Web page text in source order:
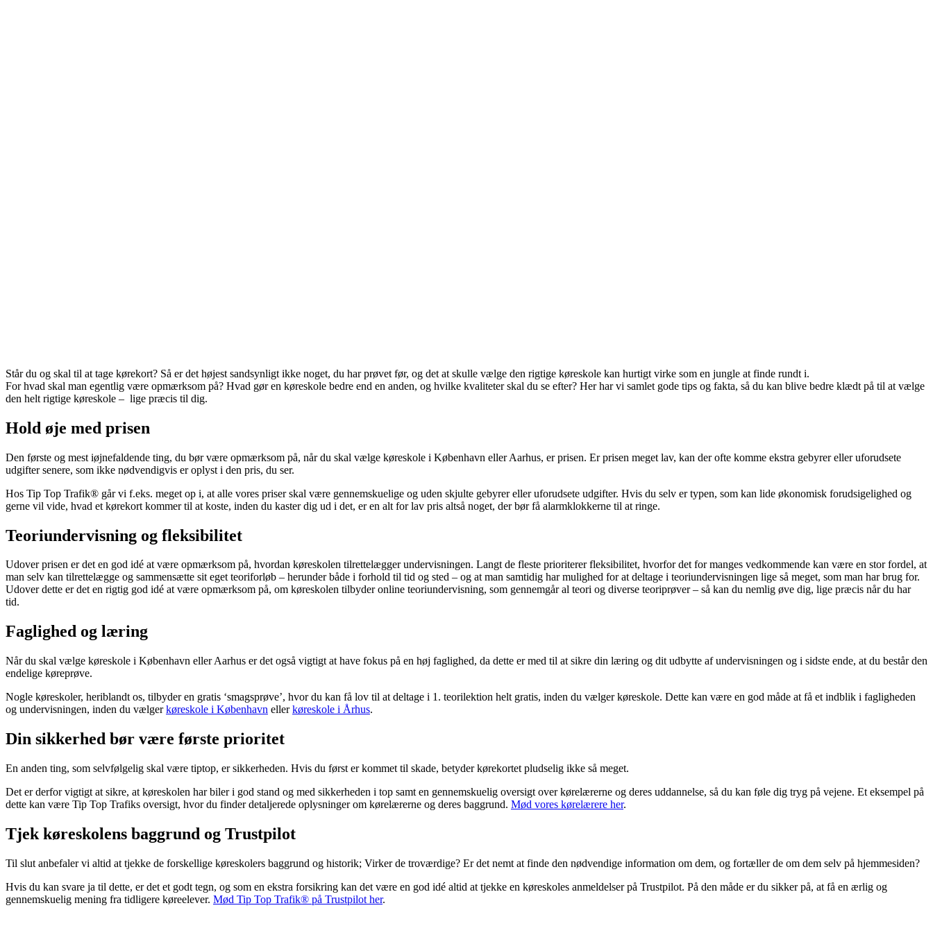
Står du og skal til at tage kørekort? Så er det højest sandsynligt ikke noget, du har prøvet før, og det at skulle vælge den rigtige køreskole kan hurtigt virke som en jungle at finde rundt i.
For hvad skal man egentlig være opmærksom på? Hvad gør en køreskole bedre end en anden, og hvilke kvaliteter skal du se efter? Her har vi samlet gode tips og fakta, så du kan blive bedre klædt på til at vælge
den helt rigtige køreskole – lige præcis til dig.
Hold øje med prisen
Den første og mest iøjnefaldende ting, du bør være opmærksom på, når du skal vælge køreskole i København eller Aarhus, er prisen. Er prisen meget lav, kan der ofte komme ekstra gebyrer eller uforudsete
udgifter senere, som ikke nødvendigvis er oplyst i den pris, du ser.
Hos Tip Top Trafik® går vi f.eks. meget op i, at alle vores priser skal være gennemskuelige og uden skjulte gebyrer eller uforudsete udgifter. Hvis du selv er typen, som kan lide økonomisk forudsigelighed og
gerne vil vide, hvad et kørekort kommer til at koste, inden du kaster dig ud i det, er en alt for lav pris altså noget, der bør få alarmklokkerne til at ringe.
Teoriundervisning og fleksibilitet
Udover prisen er det en god idé at være opmærksom på, hvordan køreskolen tilrettelægger undervisningen. Langt de fleste prioriterer fleksibilitet, hvorfor det for manges vedkommende kan være en stor fordel, at
man selv kan tilrettelægge og sammensætte sit eget teoriforløb – herunder både i forhold til tid og sted – og at man samtidig har mulighed for at deltage i teoriundervisningen lige så meget, som man har brug for.
Udover dette er det en rigtig god idé at være opmærksom på, om køreskolen tilbyder online teoriundervisning, som gennemgår al teori og diverse teoriprøver – så kan du nemlig øve dig, lige præcis når du har
tid.
Faglighed og læring
Når du skal vælge køreskole i København eller Aarhus er det også vigtigt at have fokus på en høj faglighed, da dette er med til at sikre din læring og dit udbytte af undervisningen og i sidste ende, at du består den
endelige køreprøve.
Nogle køreskoler, heriblandt os, tilbyder en gratis ‘smagsprøve’, hvor du kan få lov til at deltage i 1. teorilektion helt gratis, inden du vælger køreskole. Dette kan være en god måde at få et indblik i fagligheden
og undervisningen, inden du vælgerkøreskole i København ellerkøreskole i Århus.
Din sikkerhed bør være første prioritet
En anden ting, som selvfølgelig skal være tiptop, er sikkerheden. Hvis du først er kommet til skade, betyder kørekortet pludselig ikke så meget.
Det er derfor vigtigt at sikre, at køreskolen har biler i god stand og med sikkerheden i top samt en gennemskuelig oversigt over kørelærerne og deres uddannelse, så du kan føle dig tryg på vejene. Et eksempel på
dette kan være Tip Top Trafiks oversigt, hvor du finder detaljerede oplysninger om kørelærerne og deres baggrund. Mød vores kørelærere her.
Tjek køreskolens baggrund og Trustpilot
Til slut anbefaler vi altid at tjekke de forskellige køreskolers baggrund og historik; Virker de troværdige? Er det nemt at finde den nødvendige information om dem, og fortæller de om dem selv på hjemmesiden?
Hvis du kan svare ja til dette, er det et godt tegn, og som en ekstra forsikring kan det være en god idé altid at tjekke en køreskoles anmeldelser på Trustpilot. På den måde er du sikker på, at få en ærlig og
gennemskuelig mening fra tidligere køreelever. Mød Tip Top Trafik® på Trustpilot her.